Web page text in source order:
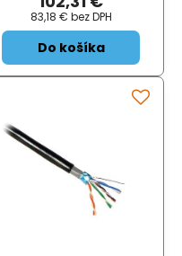
Ethernet (IEEE 802.3u), Gigabit
Ethernet (IEEE 802.3ab),
Ethernet (IEEE 802.3), 100 Vg...
83,18 € bez DPH
Do košíka